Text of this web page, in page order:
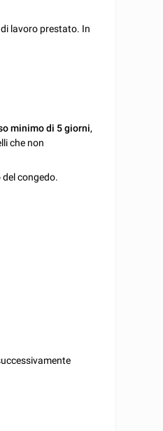
lavoro prestato. In
minimo di 5 giorni,
che non
congedo.